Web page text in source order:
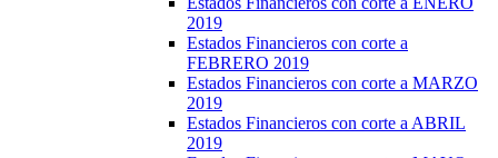
2019
Estados Financieros con corte a
FEBRERO 2019
Estados Financieros con corte a MARZO
2019
Estados Financieros con corte a ABRIL
2019